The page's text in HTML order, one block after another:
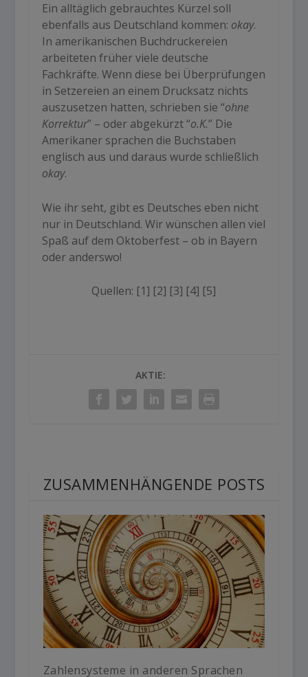
Ein alltäglich gebrauchtes Kürzel soll
ebenfalls aus Deutschland kommen: okay.
In amerikanischen Buchdruckereien
arbeiteten früher viele deutsche
Fachkräfte. Wenn diese bei Überprüfungen
in Setzereien an einem Drucksatz nichts
auszusetzen hatten, schrieben sie “ohne
Korrektur” – oder abgekürzt “o.K.” Die
Amerikaner sprachen die Buchstaben
englisch aus und daraus wurde schließlich
okay.
Wie ihr seht, gibt es Deutsches eben nicht
nur in Deutschland. Wir wünschen allen viel
Spaß auf dem Oktoberfest – ob in Bayern
oder anderswo!
Quellen: [1] [2] [3] [4] [5]
AKTIE:
ZUSAMMENHÄNGENDE POSTS
Zahlensysteme in anderen Sprachen